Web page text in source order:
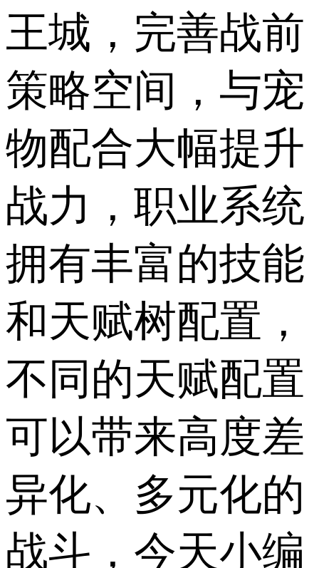
王城，完善战前
策略空间，与宠
物配合大幅提升
战力，职业系统
拥有丰富的技能
和天赋树配置，
不同的天赋配置
可以带来高度差
异化、多元化的
战斗，今天小编